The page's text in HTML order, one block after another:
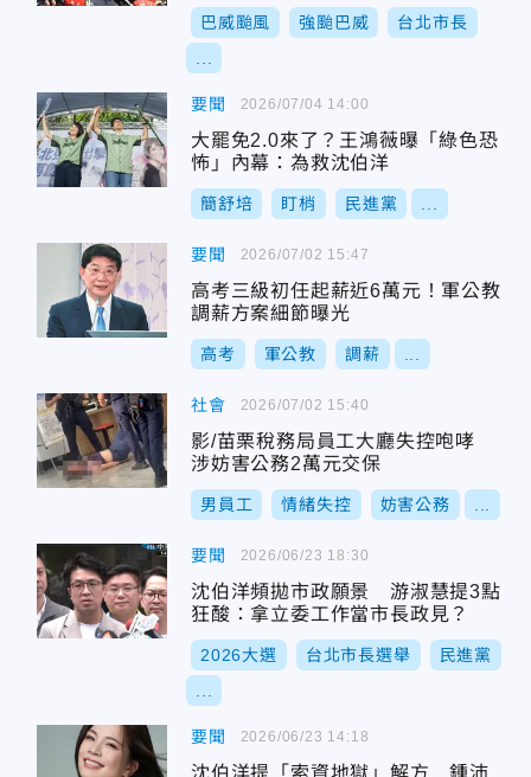
巴威颱風 強颱巴威 台北市長
要聞
大罷免2.0來了？王鴻薇曝「綠色恐
怖」內幕：為救沈伯洋
簡舒培 盯梢 民進黨
2026/07/04 14:00
要聞
高考三級初任起薪近6萬元！軍公教
調薪方案細節曝光
高考 軍公教 調薪
2026/07/02 15:47
社會
影/苗栗稅務局員工大廳失控咆哮
涉妨害公務2萬元交保
男員工 情緒失控 妨害公務
2026/07/02 15:40
要聞
沈伯洋頻拋市政願景 游淑慧提3點
狂酸：拿立委工作當市長政見？
2026大選 台北市長選舉 民進黨
2026/06/23 18:30
要聞
沈伯洋提「索資地獄」解方 鍾沛
2026/06/23 14:18